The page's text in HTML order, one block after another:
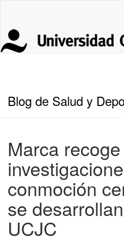
Blog de Salud y
Marca
conmoción
se
UCJC